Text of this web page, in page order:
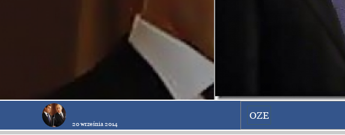
20 września 2014
OZE